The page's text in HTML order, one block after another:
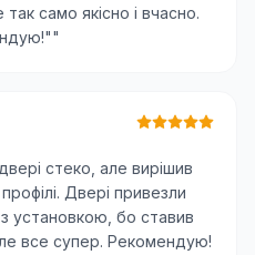
само якісно і вчасно.
"
стеко, але вирішив
Двері привезли
установкою, бо ставив
все супер. Рекомендую!